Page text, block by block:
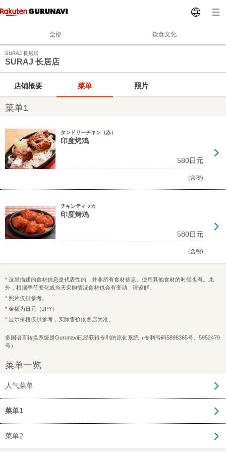
全部 饮食文化
SURAJ 長居店
SURAJ 长居店
店铺概要 菜单 照片
菜单1
タンドリーチキン（赤）
印度烤鸡
580日元
(含税)
チキンティッカ
印度烤鸡
580日元
(含税)
* 这里描述的食材信息是代表性的，并非所有食材信息。使用其他食材的时候也有。此
外，根据季节变化或当天采购情况食材也会有变动，请谅解。
* 照片仅供参考。
* 金额为日元（JPY）
* 显示价格仅供参考，实际售价依各店为准。
多国语言转换系统是Gurunavi已经获得专利的原创系统（专利号码5898365号、5952479
号）
菜单一览
人气菜单
菜单1
菜单2